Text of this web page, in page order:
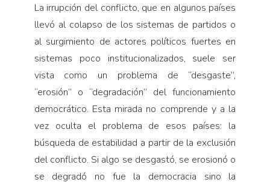
La irrupción del conflicto, que en algunos países
llevó al colapso de los sistemas de partidos o
al surgimiento de actores políticos fuertes en
sistemas poco institucionalizados, suele ser
vista como un problema de “desgaste”,
“erosión” o “degradación” del funcionamiento
democrático. Esta mirada no comprende y a la
vez oculta el problema de esos países: la
búsqueda de estabilidad a partir de la exclusión
del conflicto. Si algo se desgastó, se erosionó o
se degradó no fue la democracia sino la